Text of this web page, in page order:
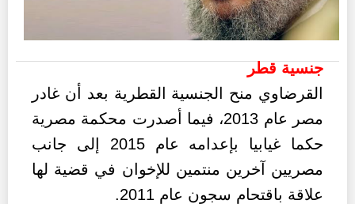
جنسية قطر
القرضاوي منح الجنسية القطرية بعد أن غادر
مصر عام 2013، فيما أصدرت محكمة مصرية
حكما غيابيا بإعدامه عام 2015 إلى جانب
مصريين آخرين منتمين للإخوان في قضية لها
علاقة باقتحام سجون عام 2011.